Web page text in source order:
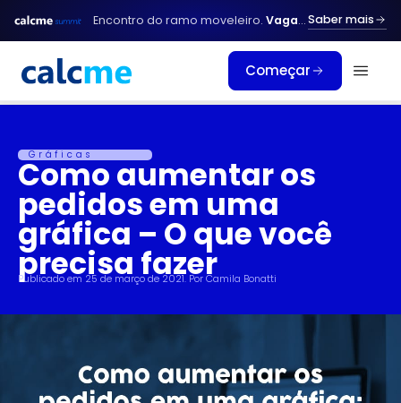
para
conteúdo
Encontro do ramo moveleiro. Vagas limitadas. Saber mais
Começar
Gráficas
Como aumentar os
pedidos em uma
gráfica – O que você
precisa fazer
Publicado em 25 de março de 2021. PorCamila Bonatti